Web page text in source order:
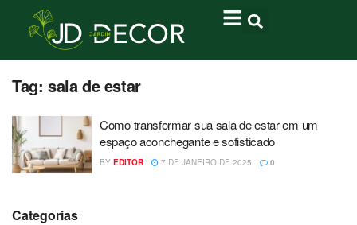
Tag: sala de estar
Como transformar sua sala de estar em um
espaço aconchegante e sofisticado
BY EDITOR 7 DE JANEIRO DE 2025 0
Categorias